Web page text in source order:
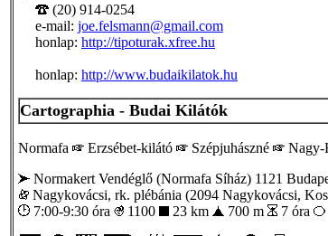
(20) 914-0254
e-mail: joe.felsmann@gmail.com
honlap: http://tipoturak.xfree.hu
honlap: http://www.budaikilatok.hu
Cartographia - Budai Kilátók
Normafa Erzsébet-kilátó Szépjuhászné Nagy-
Normakert Vendéglő (Normafa Síház) 1121
Nagykovácsi, rk. plébánia (2094 Nagykovácsi,
7:00-9:30 óra
1100 23 km 700 m 7 óra